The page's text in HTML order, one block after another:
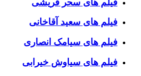
فیلم های سعید آقاخانی
فیلم های سیامک انصاری
فیلم های سیاوش خیرابی